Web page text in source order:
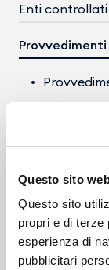
Questo sito
Questo sito
propri e di terze
esperienza di
pubblicitari
Enti controllati
Provvedimenti
Controlli sulle
Bandi di gara
Bilanci
Beni immobili